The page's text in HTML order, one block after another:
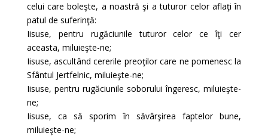
celui care boleşte, a noastră şi a tuturor celor aflaţi în
patul de suferinţă:
Iisuse, pentru rugăciunile tuturor celor ce îţi cer
aceasta, miluieşte-ne;
Iisuse, ascultând cererile preoţilor care ne pome­nesc la
Sfântul Jertfelnic, miluieşte-ne;
Iisuse, pentru rugăciunile soborului îngeresc, miluieşte-
ne;
Iisuse, ca să sporim în săvârşirea faptelor bune,
miluieşte-ne;